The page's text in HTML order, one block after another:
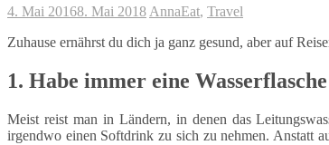
4. Mai 20168. Mai 2018 AnnaEat, Travel
Zuhause ernährst du dich ja ganz gesund, aber auf
1. Habe immer eine
Meist reist man in Ländern, in denen das
irgendwo einen Softdrink zu sich zu nehmen. Anstatt